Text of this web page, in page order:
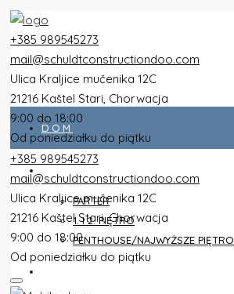
+385 989545273
mail@schuldtconstructiondoo.com
Ulica Kraljice mučenika 12C
21216 Kaštel Stari, Chorwacja
9:00 do 18:00
Od poniedziałku do piątku
DOM
PARTER
1. I 2. PIĘTRO
PENTHOUSE/NAJWYŻSZE PIĘTRO
+385 989545273
mail@schuldtconstructiondoo.com
Ulica Kraljice mučenika 12C
21216 Kaštel Stari, Chorwacja
9:00 do 18:00
Od poniedziałku do piątku